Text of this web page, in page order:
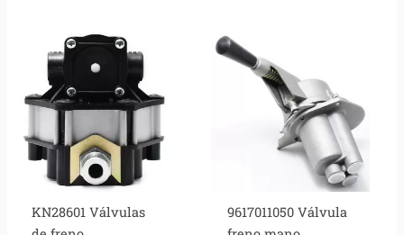
KN28601 Válvulas
9617011050 Válvula